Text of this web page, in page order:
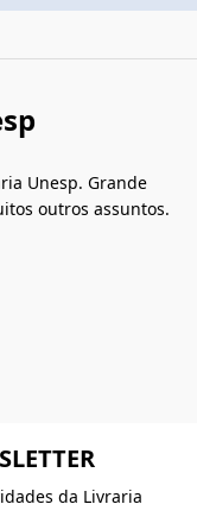
Unesp. Grande
outros assuntos.
da Livraria